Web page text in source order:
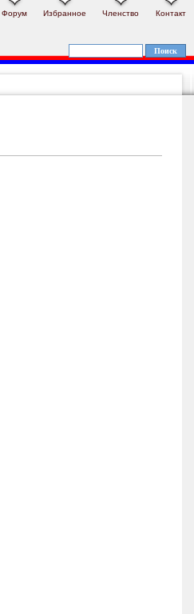
Форум Избранное Членство Контакт